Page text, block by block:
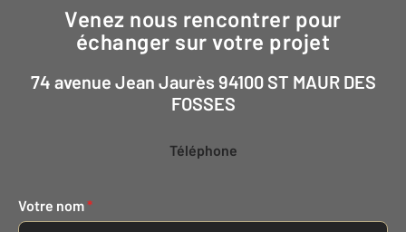
Venez nous rencontrer pour
échanger sur votre projet
74 avenue Jean Jaurès 94100 ST MAUR DES
FOSSES
Téléphone
Votre nom*